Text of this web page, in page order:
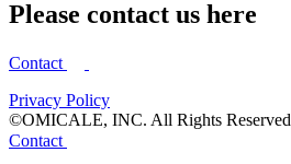
Please contact us here
Contact
Privacy Policy
©OMICALE, INC. All Rights Reserved
Contact